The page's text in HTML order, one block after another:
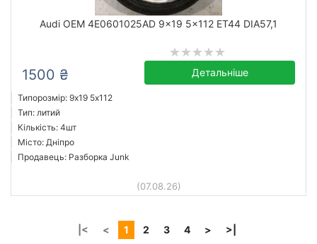
Audi OEM 4E0601025AD 9x19 5x112 ET44 DIA57,1
1500 ₴ Детальніше
Типорозмір: 9x19 5х112
Тип: литий
Кількість: 4шт
Місто: Дніпро
Продавець: Разборка Junk
(07.08.26)
|< < 1 2 3 4 > >|